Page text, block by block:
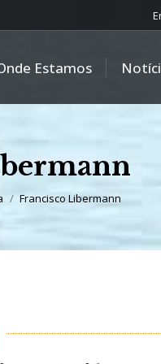
Estamos
Francisco Libermann